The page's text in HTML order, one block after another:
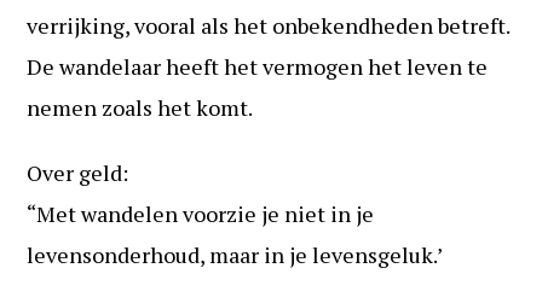
verrijking, vooral als het onbekendheden betreft.
De wandelaar heeft het vermogen het leven te
nemen zoals het komt.
Over geld:
“Met wandelen voorzie je niet in je
levensonderhoud, maar in je levensgeluk.’